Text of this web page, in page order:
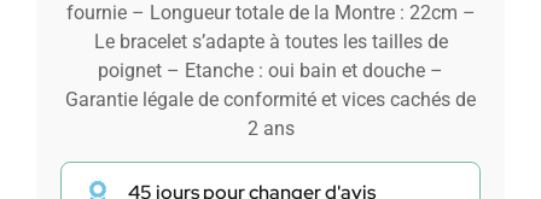
fournie – Longueur totale de la Montre : 22cm –
Le bracelet s’adapte à toutes les tailles de
poignet – Etanche : oui bain et douche –
Garantie légale de conformité et vices cachés de
2 ans
45 jours pour changer d'avis